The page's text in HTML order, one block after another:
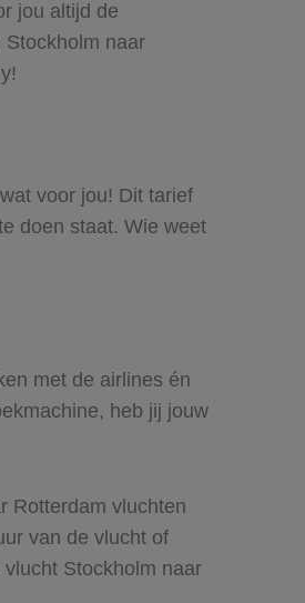
jou altijd de
Stockholm naar
voor jou! Dit tarief
doen staat. Wie weet
met de airlines én
heb jij jouw
Rotterdam vluchten
van de vlucht of
Stockholm naar